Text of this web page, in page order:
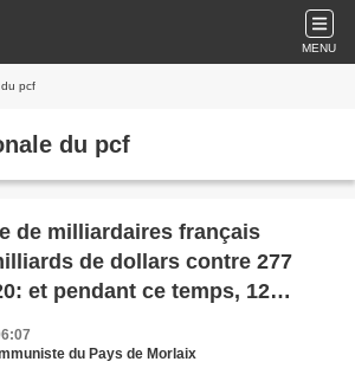
MENU
pcf
du pcf
de milliardaires français
de dollars contre 277
et pendant ce temps, 12
sous le seuil de pauvreté
Roussel, 6 avril
du Pays de Morlaix